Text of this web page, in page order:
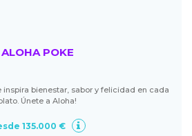
ALOHA POKE
bienestar, sabor y felicidad en cada
Únete a Aloha!
135.000 €